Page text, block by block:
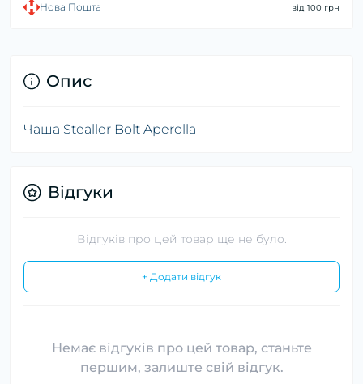
Нова Пошта від 100 грн
Опис
Чаша Stealler Bolt Aperolla
Відгуки
Відгуків про цей товар ще не було.
+ Додати відгук
Немає відгуків про цей товар, станьте
першим, залиште свій відгук.